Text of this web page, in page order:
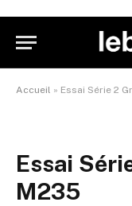
Accueil » Essai Série 2
Essai
M235